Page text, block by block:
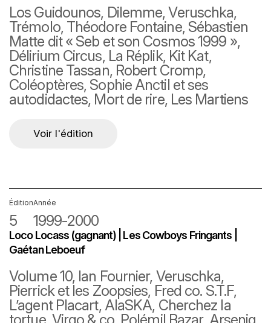
Los Guidounos, Dilemme, Veruschka,
Trémolo, Théodore Fontaine, Sébastien
Matte dit « Seb et son Cosmos 1999 »,
Délirium Circus, La Réplik, Kit Kat,
Christine Tassan, Robert Cromp,
Coléoptères, Sophie Anctil et ses
autodidactes, Mort de rire, Les Martiens
Voir l'édition
Édition
5
Année
1999-2000
Loco Locass (gagnant) | Les Cowboys Fringants |
Gaétan Leboeuf
Volume 10, Ian Fournier, Veruschka,
Pierrick et les Zoopsies, Fred co. S.T.F,
L’agent Placart, AlaSKA, Cherchez la